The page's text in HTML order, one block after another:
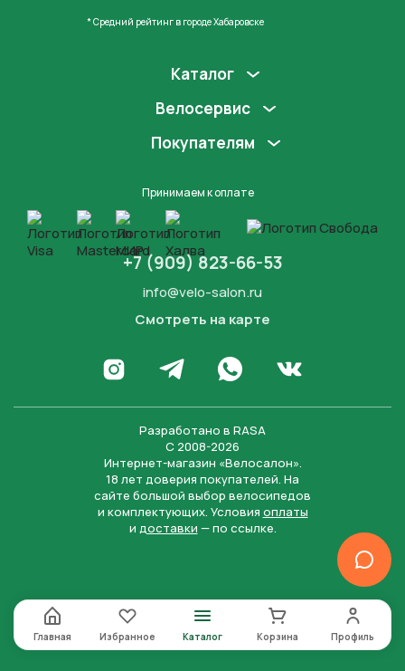
* Средний рейтинг в городе Хабаровске
Каталог
Велосервис
Покупателям
Принимаем к оплате
+7 (909) 823-66-53
info@velo-salon.ru
Смотреть на карте
Перейти в Инстаграм
Написать в Телеграм
Написать в WhatsApp
Перейти во
Разработано в RASA
С 2008-2026
Интернет-магазин «Велосалон».
18 лет доверия покупателей. На
сайте большой выбор велосипедов
и комплектующих. Условия оплаты
и доставки — по ссылке.
Главная Избранное Каталог Корзина Профиль
Нажимая на кнопку “Отправить заявку”, вы даете
согласие на обработку персональных данных и
соглашаетесь с политикой конфиденциальности